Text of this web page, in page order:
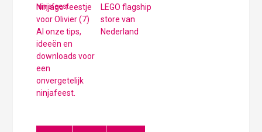
Ninjago feestje
voor Olivier (7)
Al onze tips,
ideeën en
downloads voor
een
onvergetelijk
ninjafeest.
LEGO flagship
store van
Nederland